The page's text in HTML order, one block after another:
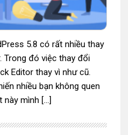
5.8 có rất nhiều thay
Trong đó việc thay đổi
Editor thay vì như cũ.
nhiều bạn không quen
này mình […]